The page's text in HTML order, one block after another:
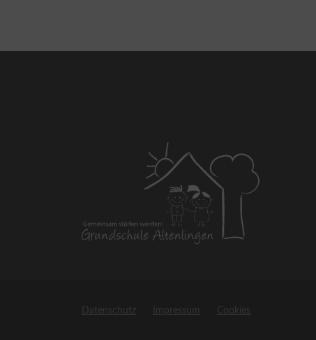
Datenschutz Impressum Cookies